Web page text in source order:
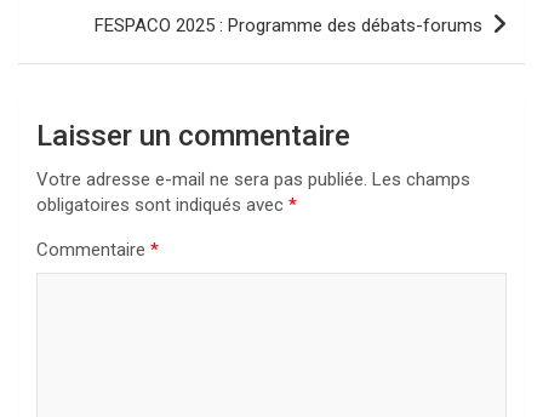
FESPACO 2025 : Programme des débats-forums
Laisser un commentaire
Votre adresse e-mail ne sera pas publiée. Les champs
obligatoires sont indiqués avec *
Commentaire *